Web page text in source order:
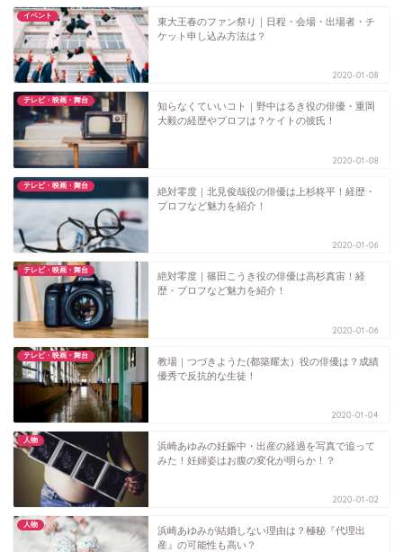
イベント
東大王春のファン祭り｜日程・会場・出場者・チ
ケット申し込み方法は？
2020-01-08
テレビ・映画・舞台
知らなくていいコト｜野中はるき役の俳優・重岡
大毅の経歴やプロフは？ケイトの彼氏！
2020-01-08
テレビ・映画・舞台
絶対零度｜北見俊哉役の俳優は上杉柊平！経歴・
プロフなど魅力を紹介！
2020-01-06
テレビ・映画・舞台
絶対零度｜篠田こうき役の俳優は高杉真宙！経
歴・プロフなど魅力を紹介！
2020-01-06
テレビ・映画・舞台
教場｜つづきようた(都築耀太）役の俳優は？成績
優秀で反抗的な生徒！
2020-01-04
人物
浜崎あゆみの妊娠中・出産の経過を写真で追って
みた！妊婦姿はお腹の変化が明らか！？
2020-01-02
人物
浜崎あゆみが結婚しない理由は？極秘『代理出
産』の可能性も高い？